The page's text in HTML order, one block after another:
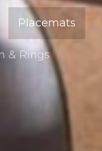
Placemats
& Rings